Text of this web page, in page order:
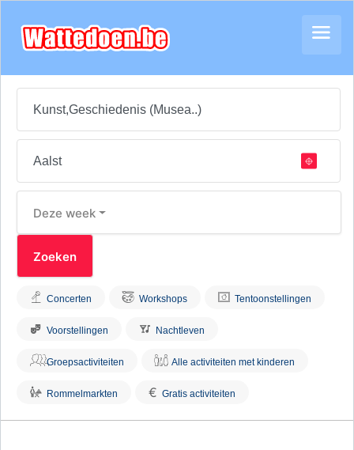
Deze week
Concerten Workshops Tentoonstellingen
Voorstellingen Nachtleven
Groepsactiviteiten Alle activiteiten met kinderen
Rommelmarkten € Gratis activiteiten